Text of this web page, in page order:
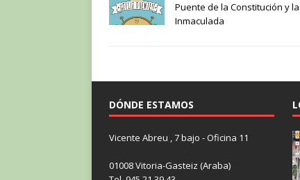
Puente de la Constitución y la
Inmaculada
DÓNDE ESTAMOS
Vicente Abreu , 7 bajo - Oficina 11
01008 Vitoria-Gasteiz (Araba)